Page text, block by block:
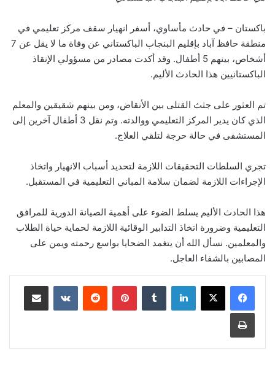
باكستان – في حادث مأساوي، أسفر انهيار سقف مركز تعليمي في
منطقة حافظ آباد بإقليم البنجاب الباكستاني عن وفاة ما لا يقل عن 7
أشخاص، بينهم 5 أطفال. وقد أكدت مصادر من مسؤولي الإنقاذ
الباكستانيين هذا الحادث الأليم.
تم العثور على جثث القتلى بين الأنقاض، ومن بينهم شقيقين والمعلم
الذي كان يدير المركز التعليمي ووالدته. وتم نقل 3 أطفال آخرين إلى
المستشفى في حالة حرجة لتلقي العلاج.
تجري السلطات التحقيقات اللازمة لتحديد أسباب الانهيار واتخاذ
الإجراءات اللازمة لضمان سلامة المباني التعليمية في المستقبل.
هذا الحادث الأليم يسلط الضوء على أهمية الصيانة الدورية للمرافق
التعليمية وضرورة اتخاذ التدابير الوقائية اللازمة لحماية حياة الطلاب
والمعلمين. نسأل الله أن يتغمد الضحايا بواسع رحمته ويمن على
المصابين بالشفاء العاجل.
لينكدإن بينتيريست